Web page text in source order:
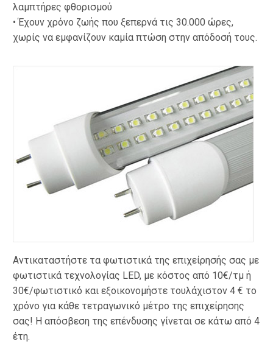
λαμπτήρες φθορισμού
• Έχουν χρόνο ζωής που ξεπερνά τις 30.000 ώρες,
χωρίς να εμφανίζουν καμία πτώση στην απόδοσή τους.
Αντικαταστήστε τα φωτιστικά της επιχείρησής σας με
φωτιστικά τεχνολογίας LED, με κόστος από 10€/τμ ή
30€/φωτιστικό και εξοικονομήστε τουλάχιστον 4 € το
χρόνο για κάθε τετραγωνικό μέτρο της επιχείρησης
σας! Η απόσβεση της επένδυσης γίνεται σε κάτω από 4
έτη.